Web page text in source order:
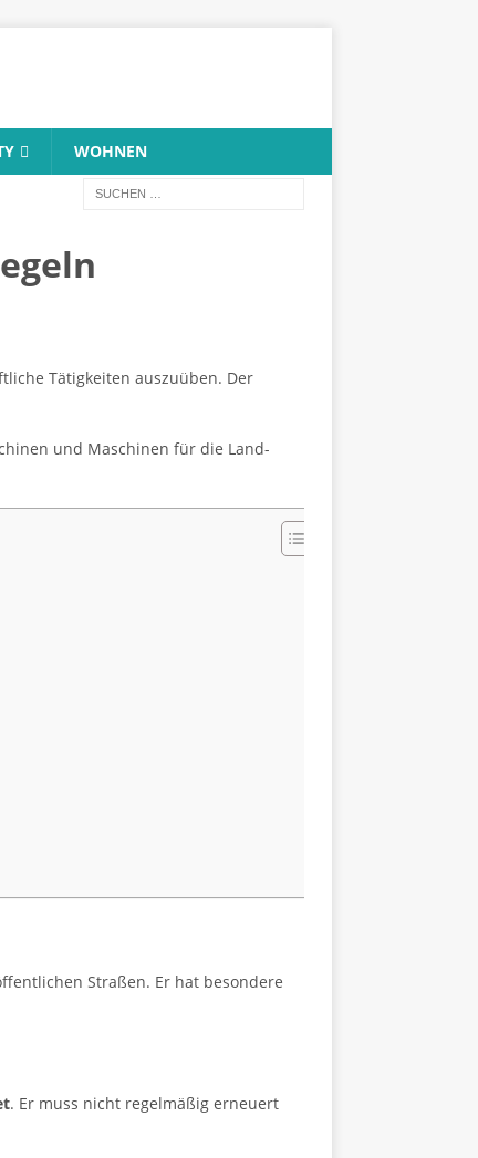
WOHNEN
Tätigkeiten auszuüben. Der
und Maschinen für die Land-
Straßen. Er hat besondere
. Er muss nicht regelmäßig erneuert